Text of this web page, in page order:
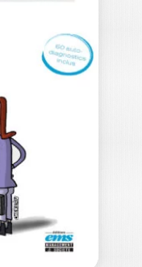
AT
on an